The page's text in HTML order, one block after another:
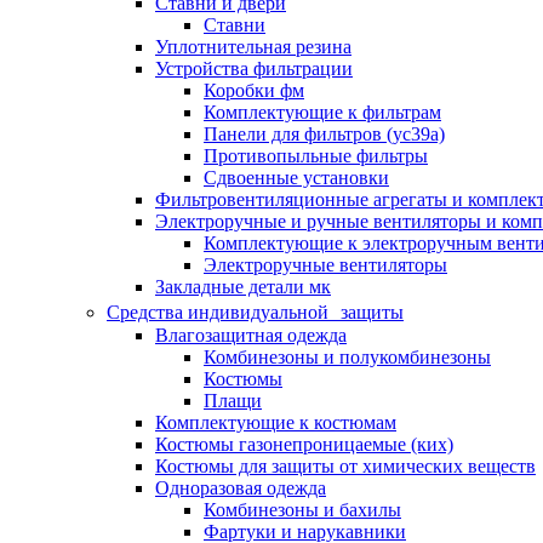
Ставни
Уплотнительная резина
Устройства фильтрации
Коробки фм
Комплектующие к фильтрам
Панели для фильтров (ус39а)
Противопыльные фильтры
Сдвоенные установки
Фильтровентиляционные агрегаты и
Электроручные и ручные вентиляторы и
Комплектующие к электроручным
Электроручные вентиляторы
Закладные детали мк
Средства индивидуальной защиты
Влагозащитная одежда
Комбинезоны и полукомбинезоны
Костюмы
Плащи
Комплектующие к костюмам
Костюмы газонепроницаемые (ких)
Костюмы для защиты от химических веществ
Одноразовая одежда
Комбинезоны и бахилы
Фартуки и нарукавники